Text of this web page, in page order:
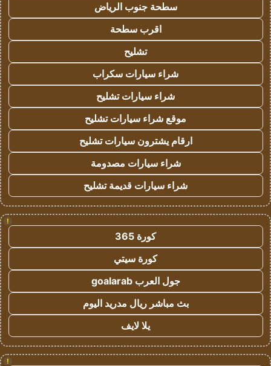
سطحة جنوب الرياض
اقرب سطحة
تشليح
شراء سيارات سكراب
شراء سيارات تشليح
موقع شراء سيارات تشليح
ارقام يشترون سيارات تشليح
شراء سيارات مصدومة
شراء سيارات قديمة تشليح
!
كورة 365
كورة سيتي
جول العرب goalarab
بث مباشر ريال مدريد اليوم
يلا لايف
!